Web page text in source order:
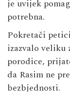
je uvijek
potrebna.
Pokretači
izazvalo veliku
porodice,
da Rasim ne
bezbjednosti.